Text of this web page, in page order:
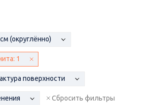
(округлённо)
1
поверхности
Сбросить фильтры